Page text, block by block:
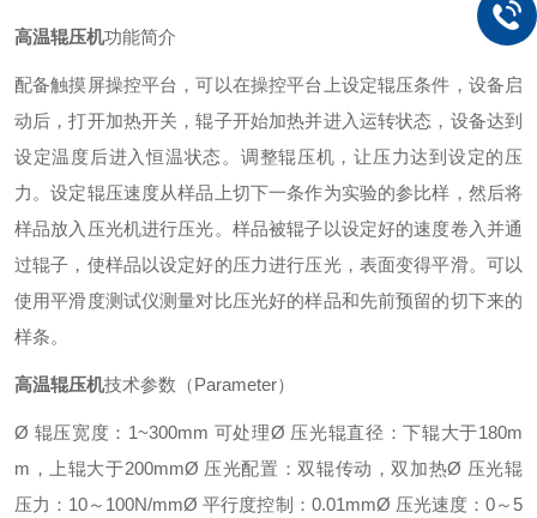
高温辊压机功能简介
配备触摸屏操控平台，可以在操控平台上设定辊压条件，设备启
动后，打开加热开关，辊子开始加热并进入运转状态，设备达到
设定温度后进入恒温状态。调整辊压机，让压力达到设定的压
力。设定辊压速度从样品上切下一条作为实验的参比样，然后将
样品放入压光机进行压光。样品被辊子以设定好的速度卷入并通
过辊子，使样品以设定好的压力进行压光，表面变得平滑。可以
使用平滑度测试仪测量对比压光好的样品和先前预留的切下来的
样条。
高温辊压机技术参数（Parameter）
Ø 辊压宽度：1~300mm 可处理Ø 压光辊直径：下辊大于180m
m，上辊大于200mmØ 压光配置：双辊传动，双加热Ø 压光辊
压力：10～100N/mmØ 平行度控制：0.01mmØ 压光速度：0～5